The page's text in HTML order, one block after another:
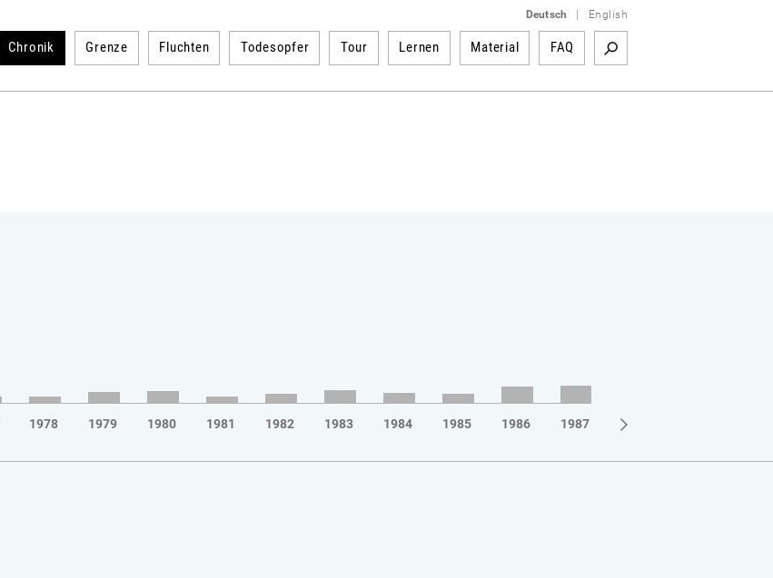
Deutsch English
Chronik Grenze Fluchten Todesopfer Tour Lernen Material FAQ
1978 1979 1980 1981 1982 1983 1984 1985 1986 1987 1988